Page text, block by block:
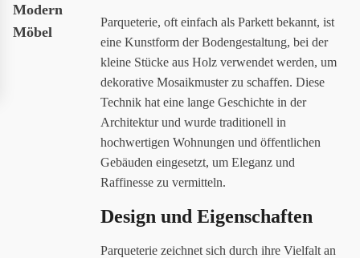
Modern
Möbel
Parqueterie, oft einfach als Parkett bekannt, ist
eine Kunstform der Bodengestaltung, bei der
kleine Stücke aus Holz verwendet werden, um
dekorative Mosaikmuster zu schaffen. Diese
Technik hat eine lange Geschichte in der
Architektur und wurde traditionell in
hochwertigen Wohnungen und öffentlichen
Gebäuden eingesetzt, um Eleganz und
Raffinesse zu vermitteln.
Design und Eigenschaften
Parqueterie zeichnet sich durch ihre Vielfalt an